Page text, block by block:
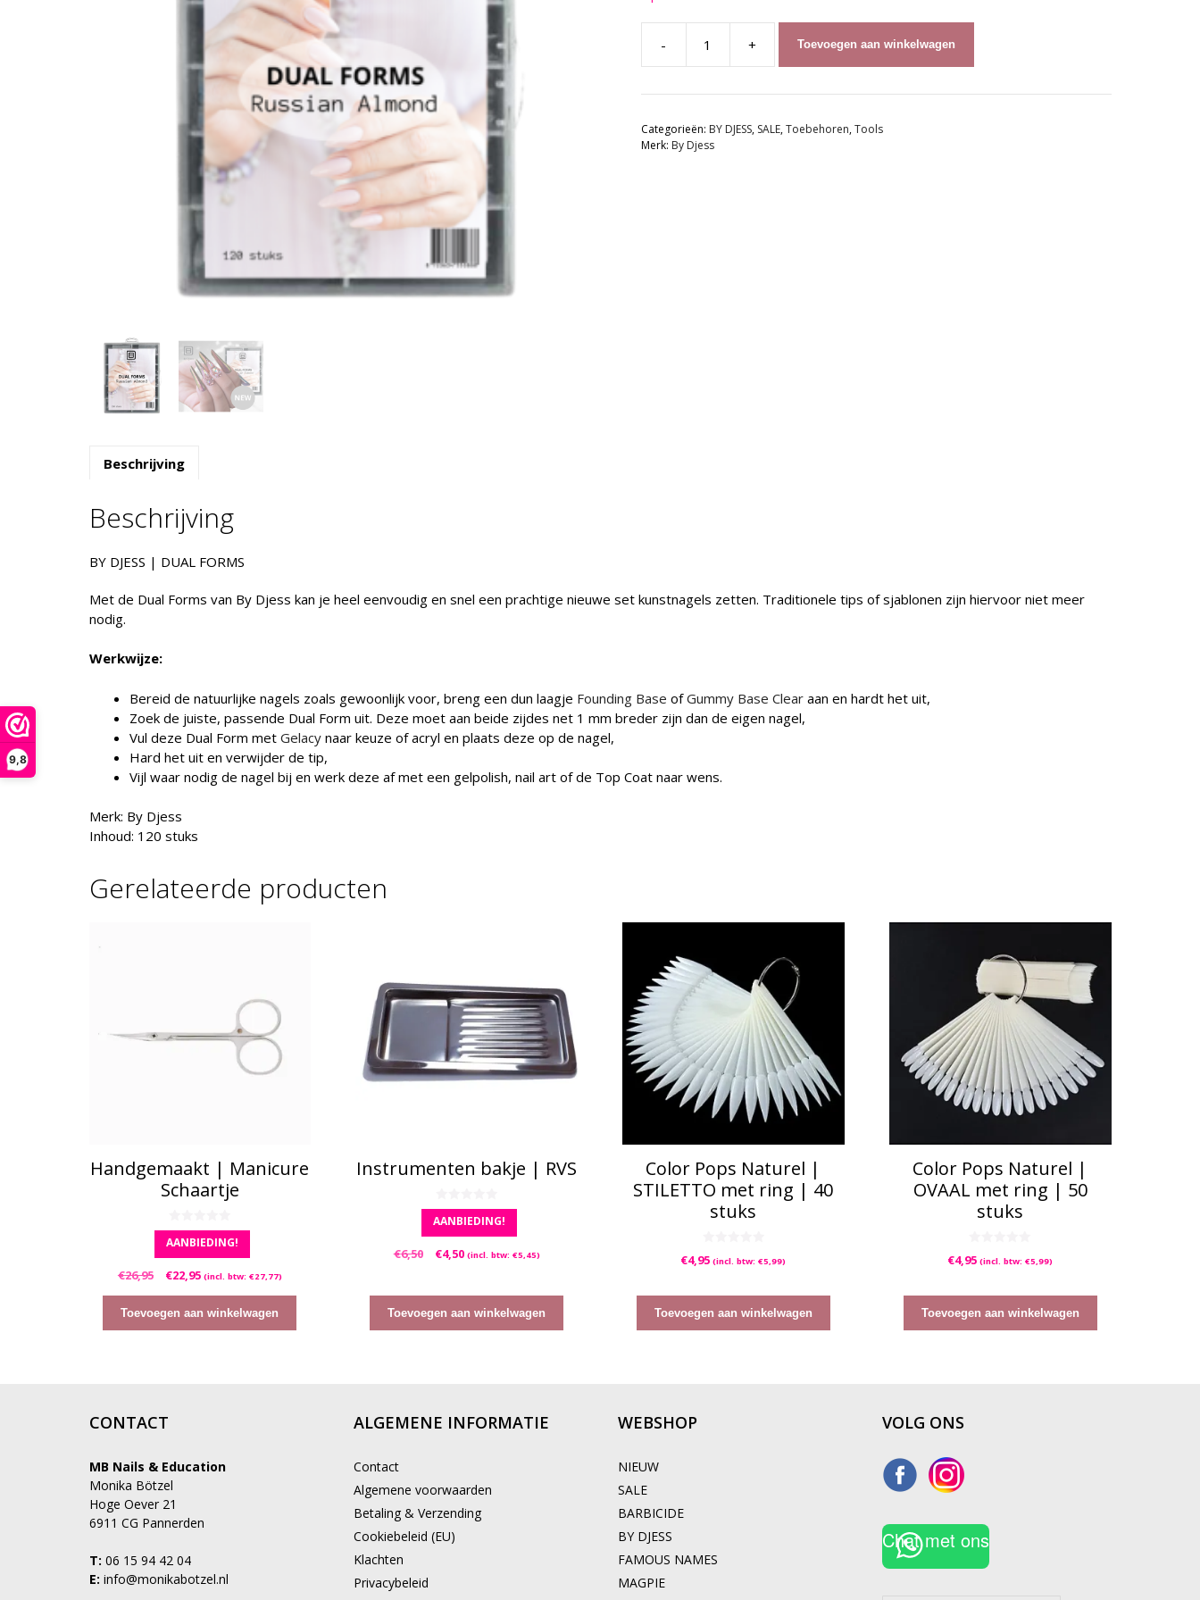
9,8
-
Djess
Dual
|
Russian
+ Toevoegen aan winkelwagen
Categorieën: BY DJESS, SALE,Toebehoren,Tools
Merk: By Djess
Beschrijving
Beschrijving
BY DJESS | DUAL FORMS
Met de Dual Forms van By Djess kan je heel eenvoudig en snel een prachtige nieuwe set kunstnagels zetten. Traditionele tips of sjablonen zijn hiervoor niet meer
nodig.
Werkwijze:
Bereid de natuurlijke nagels zoals gewoonlijk voor, breng een dun laagje Founding Base ofGummy Base Clearaan en hardt het uit,
Zoek de juiste, passende Dual Form uit. Deze moet aan beide zijdes net 1 mm breder zijn dan de eigen nagel,
Vul deze Dual Form met Gelacynaar keuze of acryl en plaats deze op de nagel,
Hard het uit en verwijder de tip,
Vijl waar nodig de nagel bij en werk deze af met een gelpolish, nail art of de Top Coat naar wens.
Merk: By Djess
Inhoud: 120 stuks
Gerelateerde producten
Handgemaakt | Manicure
Schaartje
0
v
5
AANBIEDING!
€26,95
Oorspronkelijke
was:
€26,95.
€22,95Huidige
is:
(incl. btw: €27,77)
Toevoegen aan winkelwagen
Instrumenten bakje | RVS
0
v
5
AANBIEDING!
€6,50
Oorspronkelijke
€4,50Huidige
(incl. btw: €5,45)
Toevoegen aan winkelwagen
Color Pops Naturel |
STILETTO met ring | 40
stuks
v
5
€4,95 (incl. btw:€5,99)
Toevoegen aan winkelwagen
Color Pops Naturel |
OVAAL met ring | 50
stuks
v
5
€4,95 (incl. btw:€5,99)
Toevoegen aan winkelwagen
CONTACT
MB Nails & Education
Monika Bötzel
Hoge Oever 21
6911 CG Pannerden
T: 06 15 94 42 04
E: info@monikabotzel.nl
ALGEMENE INFORMATIE
Contact
Algemene voorwaarden
Betaling & Verzending
Cookiebeleid (EU)
Klachten
Privacybeleid
WEBSHOP
NIEUW
SALE
BARBICIDE
BY DJESS
FAMOUS NAMES
MAGPIE
VOLG ONS
Chat met ons